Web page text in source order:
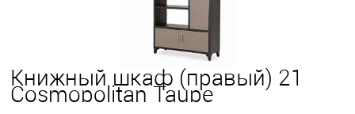
Книжный шкаф (правый) 21
Cosmopolitan Taupe